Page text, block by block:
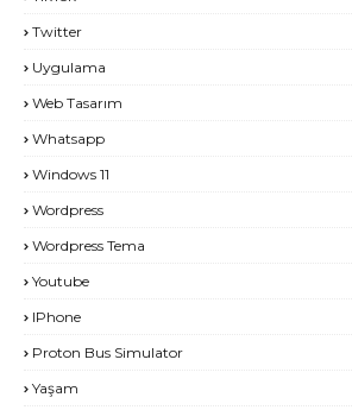
Twitter
Uygulama
Web Tasarım
Whatsapp
Windows 11
Wordpress
Wordpress Tema
Youtube
IPhone
Proton Bus Simulator
Yaşam